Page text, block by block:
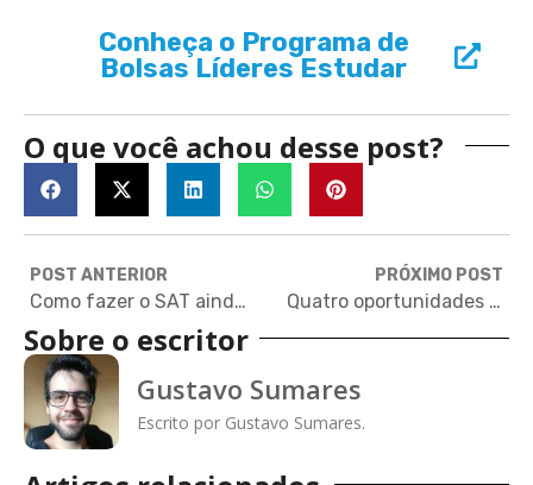
Conheça o Programa de
Bolsas Líderes Estudar
O que você achou desse post?
POST ANTERIOR
Como fazer o SAT ainda em 2023
PRÓXIMO POST
Quatro oportunidades para cursos de férias no exterior e com bolsa de 60%
Sobre o escritor
Gustavo Sumares
Escrito por Gustavo Sumares.